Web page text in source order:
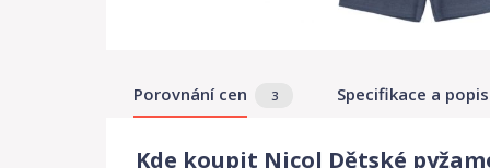
Porovnání cen 3 Specifikace a popis
Kde koupit Nicol Dětské